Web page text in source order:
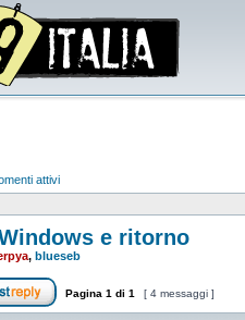
attivi
e ritorno
, blueseb
argomentoRispondi all’argomento
Pagina 1 di 1 [ 4 messaggi ]